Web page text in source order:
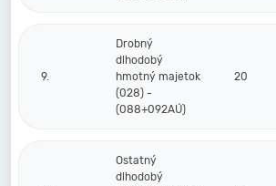
9.
Drobný
dlhodobý
hmotný majetok
(028) -
(088+092AÚ)
20
Ostatný
dlhodobý